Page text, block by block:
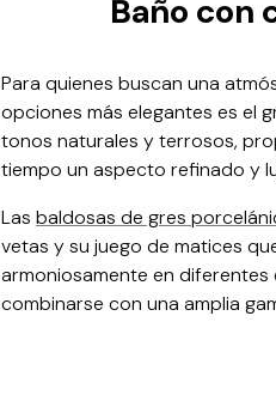
Baño con
Para quienes buscan una
opciones más elegantes es el
tonos naturales y terrosos,
tiempo un aspecto refinado y
Las baldosas de gres
vetas y su juego de matices
armoniosamente en
combinarse con una amplia